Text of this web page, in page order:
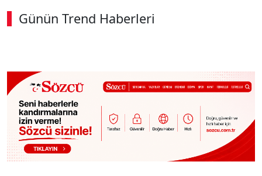
Günün Trend Haberleri
00:02 / 09:15